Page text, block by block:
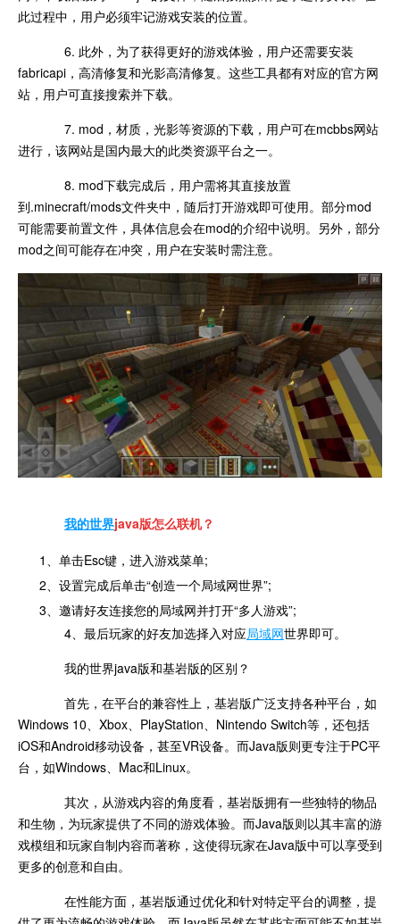
此过程中，用户必须牢记游戏安装的位置。
6. 此外，为了获得更好的游戏体验，用户还需要安装
fabricapi，高清修复和光影高清修复。这些工具都有对应的官方网
站，用户可直接搜索并下载。
7. mod，材质，光影等资源的下载，用户可在mcbbs网站
进行，该网站是国内最大的此类资源平台之一。
8. mod下载完成后，用户需将其直接放置
到.minecraft/mods文件夹中，随后打开游戏即可使用。部分mod
可能需要前置文件，具体信息会在mod的介绍中说明。另外，部分
mod之间可能存在冲突，用户在安装时需注意。
我的世界java版怎么联机？
1、单击Esc键，进入游戏菜单;
2、设置完成后单击“创造一个局域网世界”;
3、邀请好友连接您的局域网并打开“多人游戏”;
4、最后玩家的好友加选择入对应局域网世界即可。
我的世界java版和基岩版的区别？
首先，在平台的兼容性上，基岩版广泛支持各种平台，如
Windows 10、Xbox、PlayStation、Nintendo Switch等，还包括
iOS和Android移动设备，甚至VR设备。而Java版则更专注于PC平
台，如Windows、Mac和Linux。
其次，从游戏内容的角度看，基岩版拥有一些独特的物品
和生物，为玩家提供了不同的游戏体验。而Java版则以其丰富的游
戏模组和玩家自制内容而著称，这使得玩家在Java版中可以享受到
更多的创意和自由。
在性能方面，基岩版通过优化和针对特定平台的调整，提